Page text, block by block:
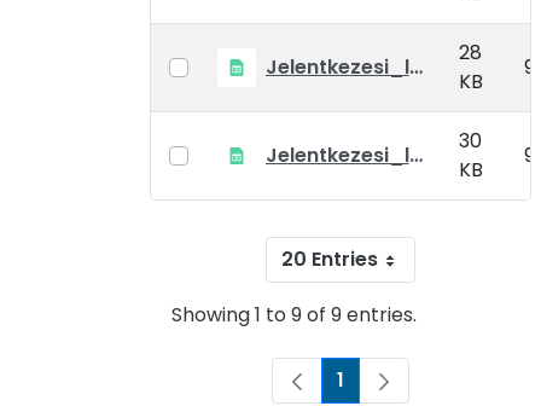
Jelentkezesi_lap_fokozatszerzésre
28
KB
9
Jelentkezesi_lap_doktori_kepzesre
30
KB
9
20 Entries
Showing 1 to 9 of 9 entries.
Page
1